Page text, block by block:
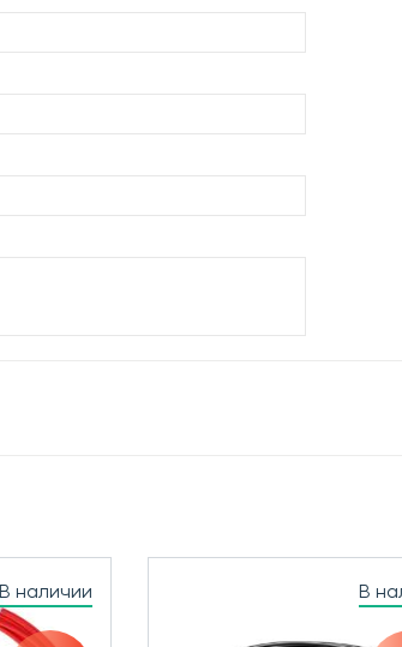
В наличии В